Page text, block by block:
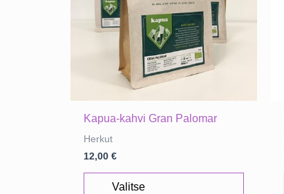
Kapua-kahvi Gran Palomar
Herkut
12,00€
Valitse
Tällä